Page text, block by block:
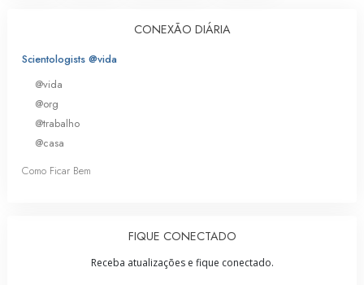
CONEXÃO DIÁRIA
Scientologists @vida
@vida
@org
@trabalho
@casa
Como Ficar Bem
FIQUE CONECTADO
Receba atualizações e fique conectado.